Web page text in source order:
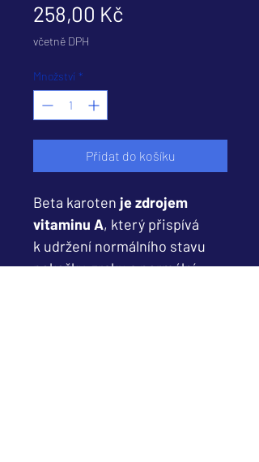
258,00 Kč
včetně DPH
Množství *
Přidat do košíku
Beta karoten je zdrojem
vitaminu A, který přispívá
k udržení normálního stavu
pokožky, zraku a normální